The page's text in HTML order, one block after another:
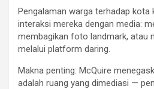
Pengalaman warga terhadap kota
interaksi mereka dengan media:
membagikan foto landmark, atau
melalui platform daring.
Makna penting: McQuire
adalah ruang yang dimediasi —